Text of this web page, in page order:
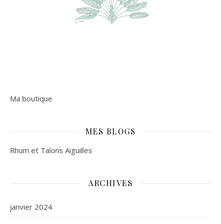
Ma boutique
MES BLOGS
Rhum et Talons Aiguilles
ARCHIVES
janvier 2024